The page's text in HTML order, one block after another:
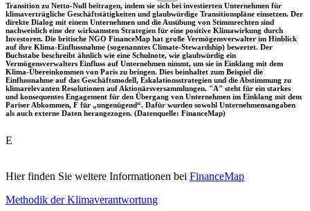
Transition zu Netto-Null beitragen, indem sie sich bei investierten Unternehmen für
klimaverträgliche Geschäftstätigkeiten und glaubwürdige Transitionspläne einsetzen. Der
direkte Dialog mit einem Unternehmen und die Ausübung von Stimmrechten sind
nachweislich eine der wirksamsten Strategien für eine positive Klimawirkung durch
Investoren. Die britische NGO FinanceMap hat große Vermögensverwalter im Hinblick
auf ihre Klima-Einflussnahme (sogenanntes Climate-Stewardship) bewertet. Der
Buchstabe beschreibt ähnlich wie eine Schulnote, wie glaubwürdig ein
Vermögensverwalters Einfluss auf Unternehmen nimmt, um sie in Einklang mit dem
Klima-Übereinkommen von Paris zu bringen. Dies beinhaltet zum Beispiel die
Einflussnahme auf das Geschäftsmodell, Eskalationsstrategien und die Abstimmung zu
klimarelevanten Resolutionen auf Aktionärsversammlungen. "A" steht für ein starkes
und konsequentes Engagement für den Übergang von Unternehmen im Einklang mit dem
Pariser Abkommen, F für „ungenügend“. Dafür wurden sowohl Unternehmensangaben
als auch externe Daten herangezogen. (Datenquelle: FinanceMap)
E
Hier finden Sie weitere Informationen bei FinanceMap
Methodik der Klimaverantwortung